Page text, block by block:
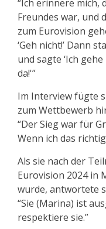
“Ich erinnere mich,
Freundes war, und
zum Eurovision
‘Geh nicht!’ Dann
und sagte ‘Ich
da!'”
Im Interview fügte
zum Wettbewerb
“Der Sieg war für
Wenn ich das
Als sie nach der
Eurovision 2024 in
wurde, antwortete
“Sie (Marina) ist
respektiere sie.”